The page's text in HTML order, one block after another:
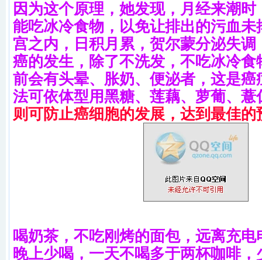
因为这个原理，她发现，月经来潮
能吃冰冷食物，以免让排出的污血未
宫之内，日积月累，贺尔蒙分泌失
癌的发生，除了不洗发，不吃冰冷食
前会有头晕、胀奶、便泌者，这是癌
法可依体型用黑糖、莲藕、萝葡、薏
则可防止癌细胞的发展，达到最佳的
喝奶茶，不吃刚烤的面包，远离充
晚上少喝，一天不喝多于两杯咖啡